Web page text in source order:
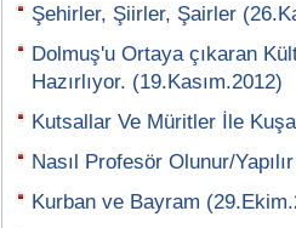
Şehirler, Şiirler, Şairler
Dolmuş'u Ortaya çıkaran
Hazırlıyor. (19.Kasım.2012)
Kutsallar Ve Müritler İle
Nasıl Profesör Olunur/
Kurban ve Bayram